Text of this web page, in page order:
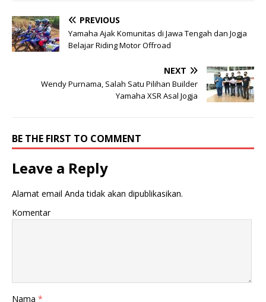
PREVIOUS
Yamaha Ajak Komunitas di Jawa Tengah dan Jogja
Belajar Riding Motor Offroad
NEXT
Wendy Purnama, Salah Satu Pilihan Builder
Yamaha XSR Asal Jogja
BE THE FIRST TO COMMENT
Leave a Reply
Alamat email Anda tidak akan dipublikasikan.
Komentar
Nama *